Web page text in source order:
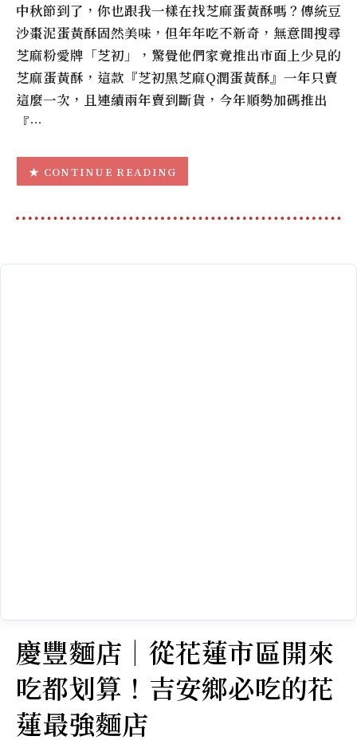
中秋節到了，你也跟我一樣在找芝麻蛋黃酥嗎？傳統豆
沙棗泥蛋黃酥固然美味，但年年吃不新奇，無意間搜尋
芝麻粉愛牌「芝初」，驚覺他們家竟推出市面上少見的
芝麻蛋黃酥，這款『芝初黑芝麻Q潤蛋黃酥』一年只賣
這麼一次，且連續兩年賣到斷貨，今年順勢加碼推出
『…
CONTINUE READING
慶豐麵店｜從花蓮市區開來
吃都划算！吉安鄉必吃的花
蓮最強麵店